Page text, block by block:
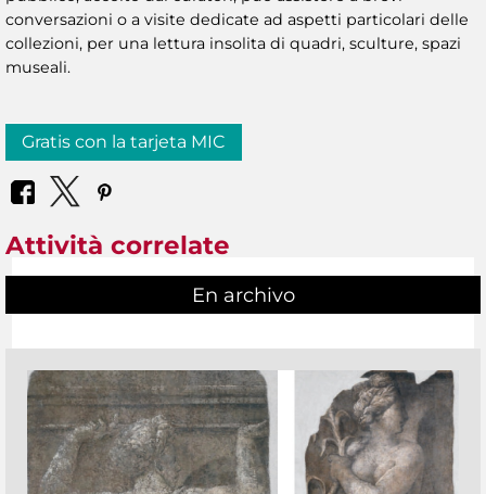
conversazioni o a visite dedicate ad aspetti particolari delle
collezioni, per una lettura insolita di quadri, sculture, spazi
museali.
Gratis con la tarjeta MIC
Attività correlate
En archivo